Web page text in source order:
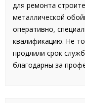
для ремонта
металлической
оперативно,
квалификацию. Не
продлили срок
благодарны за